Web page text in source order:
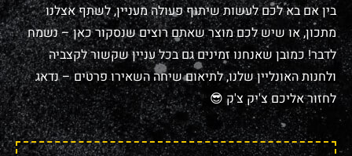
בין אם בא לכם לעשות שיתוף פעולה מעניין, לשתף אצלנו
מתכון, או שיש לכם מוצר שאתם רוצים שנסקור כאן – נשמח
לדבר! כמובן שאנחנו זמינים גם בכל עניין שקשור לקצביה
ולחנות האונליין שלנו, לתיאום שיחה השאירו פרטים – נדאג
לחזור אליכם צ'יק צ'ק 😎